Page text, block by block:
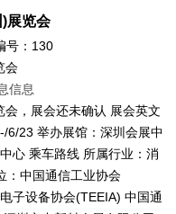
展览会
号：130
会
信息
际触控显示暨应用(深圳)展览会暨首届3D曲面玻璃制造（外壳曲面成型）技术暨应用展（简称 Touch China -）于6月22-24日，在深圳会展中心-开幕。本届展会展出面积3万平方米。 展会为期3天，以3D曲面玻璃、新型触控显示、-陶瓷、-自动化、光学指纹及摄像技术等新技术暨应用展示为主题，吸引了包括伯恩光学、帝晶光电、华星光电、科立视、奥瑞德、中触电子、国显光电、顺络电子、大族激光、-佳顺达集团、联得自动化、远洋翔瑞、库卡机器人、久久精工、东方碳素、凯格等海内外300多家企业参展，来自全球智能-、智慧终端、汽车电子、智慧显示、智能家居、智慧医疗、触控显示、指纹识别、摄像头、工业自动化等领域35,676名专业观众参会.其中富士康和比亚迪为代表的30多家行业龙头组团参观超过6000余人；来自32家-品牌结构、采购、自动化负责人和1321家显示模组、指纹摄像和TP及盖板企业相关负责人参观。1万多家材料和设备及应用厂商代表参观了展区。Touch China - 为智能终端、智能触控暨3D曲面玻璃制造技术应用搭建最专业的行业交流.宣传推广平台。 参展范围 3D曲面玻璃製造技术展区：生产设备：CNC、热弯、抛光、磨边、丝印贴合、清洗、镀膜和检测设备等材料：玻璃基板、油墨、贴合、镀膜、抛光等生产材料陶瓷外壳加工设备展区：陶瓷外壳成型/ 烧结炉/ ;抛光机/ 激光打孔机/CNC加工/清洗机/镀膜机等配套的设备零件及材料;LCD/OLED(模组)/触控面板展区：LCD面板、3D显示器、OLED面板模组、OLED材料、PI基板、阻隔薄膜、电容式触摸屏、电阻式触摸屏、-线式触摸屏、表面声波触摸屏、弯曲波触摸屏、多点触摸屏、光学触摸屏、大尺寸触摸屏、教育触摸屏、工业触摸屏、液晶拼接显示屏、人机界面、ITO导电玻璃触控显示材料区：OLED材料、触摸屏IC、触控面板、ITO导电玻璃、ITO导电膜、PET保护膜 、玻璃基板、薄膜开关、视窗镜片、FPC柔性电路板